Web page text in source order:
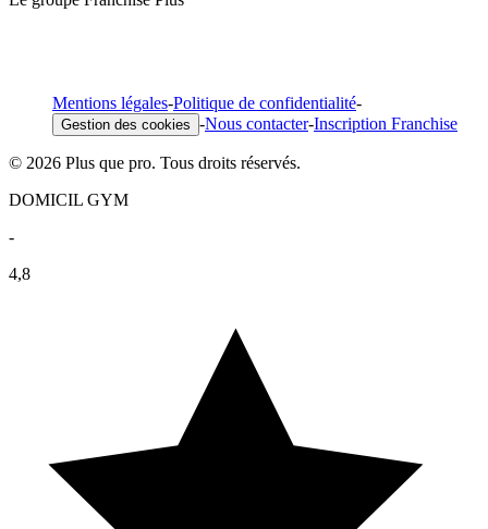
Mentions légales-Politique de confidentialité-
Gestion des cookies -Nous contacter-Inscription Franchise
© 2026 Plus que pro. Tous droits réservés.
DOMICIL GYM
-
4,8